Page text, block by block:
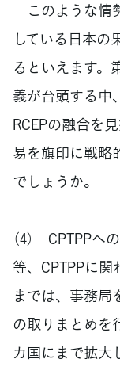
このような情
している日本の
るといえます。
義が台頭する中
RCEPの融合を
易を旗印に戦略
でしょうか。
（4） CPTPPへ
等、CPTPPに
までは、事務局
の取りまとめを
カ国にまで拡大